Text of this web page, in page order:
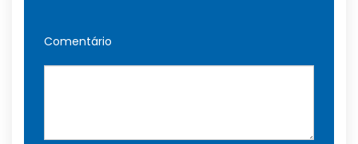
Comentário